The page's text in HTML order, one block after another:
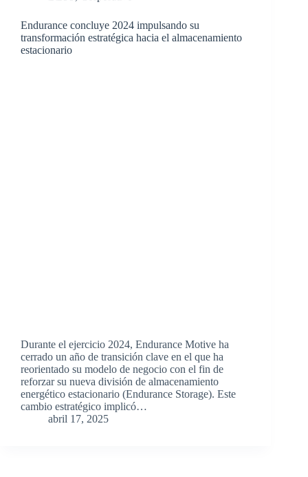
Endurance concluye 2024 impulsando su
transformación estratégica hacia el almacenamiento
estacionario
Durante el ejercicio 2024, Endurance Motive ha
cerrado un año de transición clave en el que ha
reorientado su modelo de negocio con el fin de
reforzar su nueva división de almacenamiento
energético estacionario (Endurance Storage). Este
cambio estratégico implicó…
abril 17, 2025